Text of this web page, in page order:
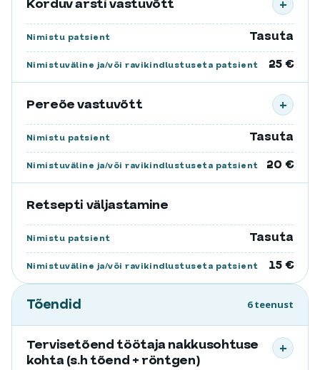
Korduv arsti vastuvõtt
Nimistu patsient Tasuta
Nimistuväline ja/või ravikindlustuseta patsient 25 €
+
Pereõe vastuvõtt
Nimistu patsient Tasuta
Nimistuväline ja/või ravikindlustuseta patsient 20 €
+
Retsepti väljastamine
Nimistu patsient Tasuta
Nimistuväline ja/või ravikindlustuseta patsient 15 €
Tõendid 6 teenust
Tervisetõend töötaja nakkusohtuse
kohta (s.h tõend + röntgen)
+